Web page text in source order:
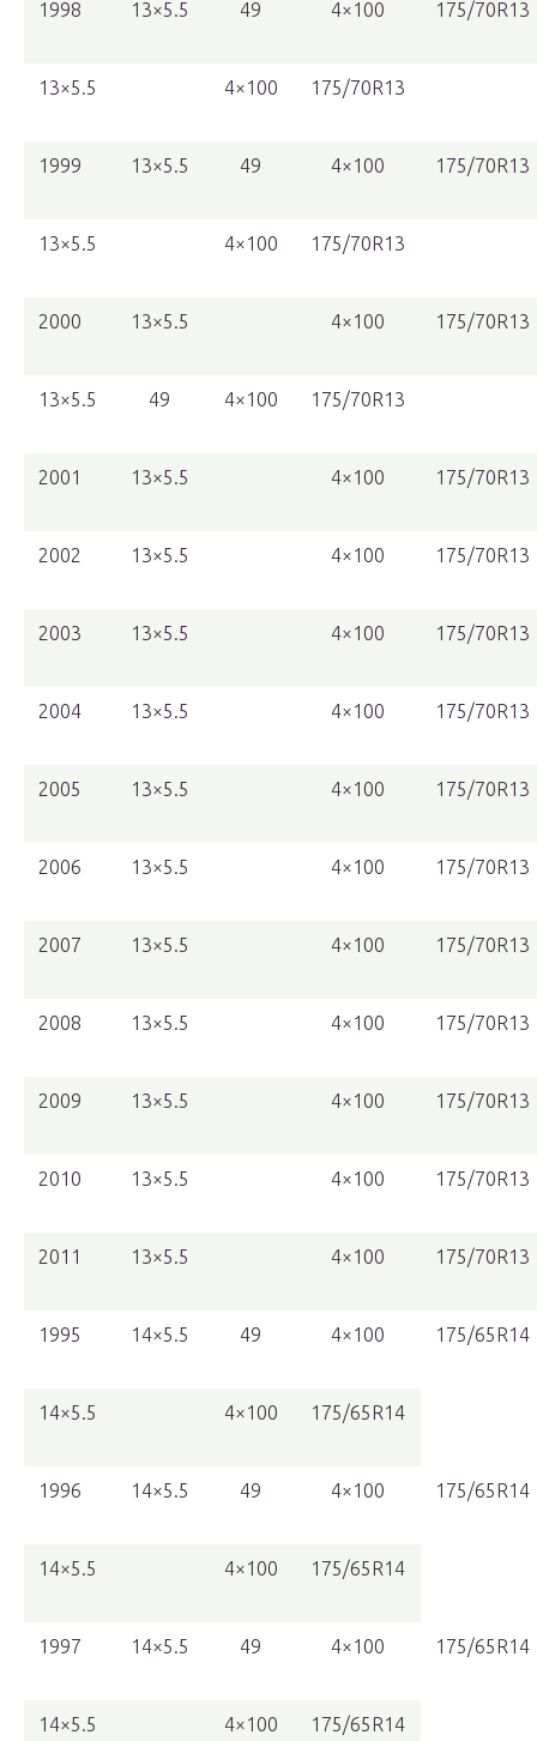
1998 13×5.5 49 4×100 175/70R13
13×5.5 4×100 175/70R13
1999 13×5.5 49 4×100 175/70R13
13×5.5 4×100 175/70R13
2000 13×5.5 4×100 175/70R13
13×5.5 49 4×100 175/70R13
2001 13×5.5 4×100 175/70R13
2002 13×5.5 4×100 175/70R13
2003 13×5.5 4×100 175/70R13
2004 13×5.5 4×100 175/70R13
2005 13×5.5 4×100 175/70R13
2006 13×5.5 4×100 175/70R13
2007 13×5.5 4×100 175/70R13
2008 13×5.5 4×100 175/70R13
2009 13×5.5 4×100 175/70R13
2010 13×5.5 4×100 175/70R13
2011 13×5.5 4×100 175/70R13
1995 14×5.5 49 4×100 175/65R14
14×5.5 4×100 175/65R14
1996 14×5.5 49 4×100 175/65R14
14×5.5 4×100 175/65R14
1997 14×5.5 49 4×100 175/65R14
14×5.5 4×100 175/65R14